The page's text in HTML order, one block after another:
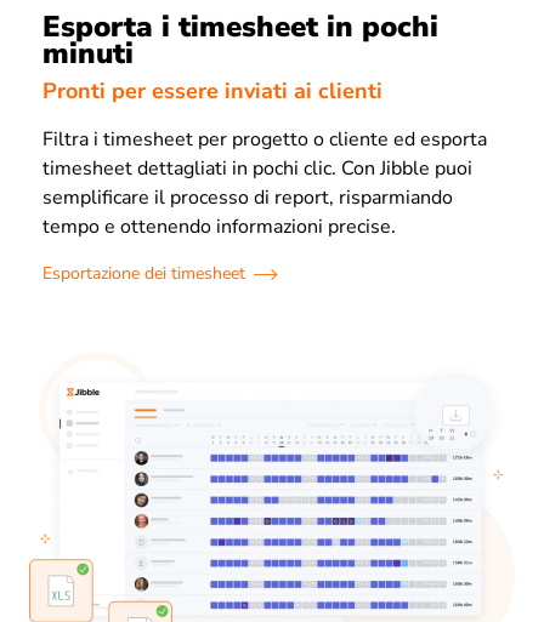
Esporta i timesheet in pochi
minuti
Pronti per essere inviati ai clienti
Filtra i timesheet per progetto o cliente ed esporta
timesheet dettagliati in pochi clic. Con Jibble puoi
semplificare il processo di report, risparmiando
tempo e ottenendo informazioni precise.
Esportazione dei timesheet